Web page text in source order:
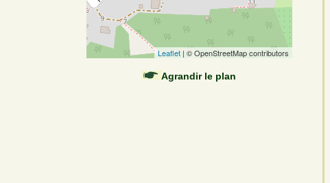
Leaflet | © OpenStreetMap contributors
Agrandir le plan